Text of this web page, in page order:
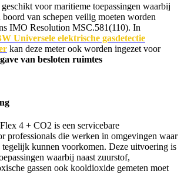
voor maritieme toepassingen waarbij
boord van schepen veilig moeten worden
IMO Resolution MSC.581(110). In
Universele elektrische gasdetectie
kan deze meter ook worden ingezet voor
van besloten ruimtes
4 + CO2 is een servicebare
professionals die werken in omgevingen waar
tegelijk kunnen voorkomen. Deze uitvoering is
waarbij naast zuurstof,
gassen ook kooldioxide gemeten moet